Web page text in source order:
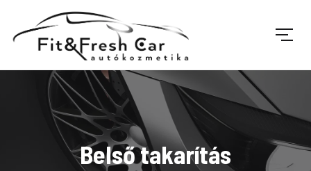
Belső takarítás